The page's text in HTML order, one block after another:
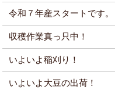
令和７年産スタートです。
収穫作業真っ只中！
いよいよ稲刈り！
いよいよ大豆の出荷！